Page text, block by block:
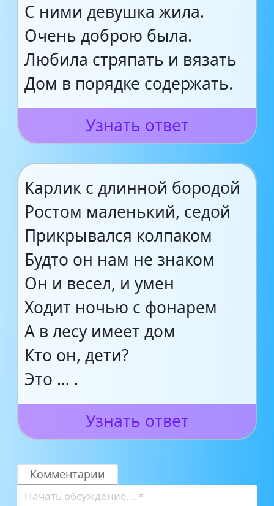
С ними девушка жила.
Очень доброю была.
Любила стряпать и вязать
Дом в порядке содержать.
Узнать ответ
Карлик с длинной бородой
Ростом маленький, седой
Прикрывался колпаком
Будто он нам не знаком
Он и весел, и умен
Ходит ночью с фонарем
А в лесу имеет дом
Кто он, дети?
Это … .
Узнать ответ
Комментарии